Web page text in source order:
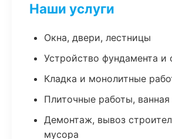
Наши услуги
Окна, двери, лестницы
Устройство фундамента и
Кладка и монолитные
Плиточные работы,
Демонтаж, вывоз
мусора